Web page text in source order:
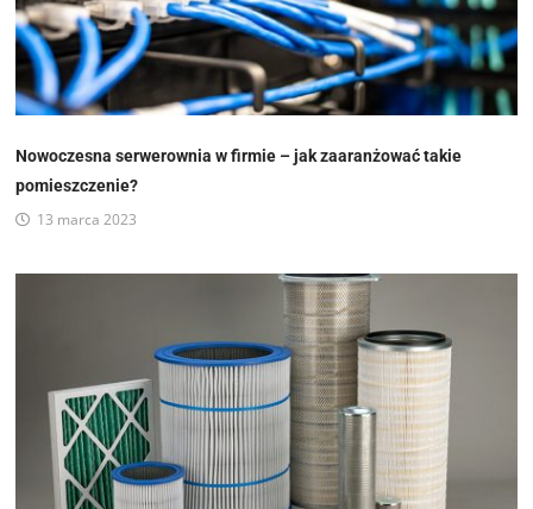
Nowoczesna serwerownia w firmie – jak zaaranżować takie
pomieszczenie?
13 marca 2023